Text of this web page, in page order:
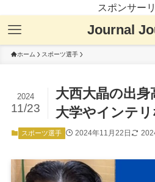
スポンサー
Journal
ホーム スポーツ選手
大西大晶の出身
大学やインテリ
2024
11/23
スポーツ選手 2024年11月22日